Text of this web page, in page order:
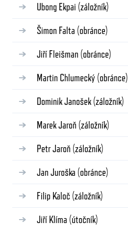
Ubong Ekpai (záložník)
Šimon Falta (obránce)
Jiří Fleišman (obránce)
Martin Chlumecký (obránce)
Dominik Janošek (záložník)
Marek Jaroň (záložník)
Petr Jaroň (záložník)
Jan Juroška (obránce)
Filip Kaloč (záložník)
Jiří Klíma (útočník)